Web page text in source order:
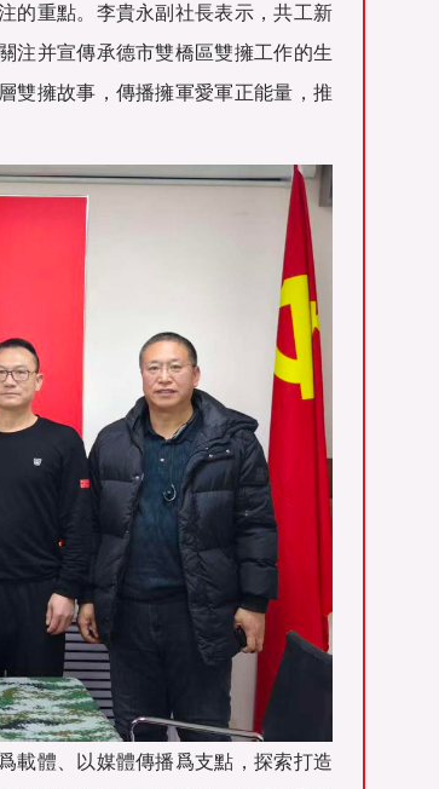
的重點。李貴永副社長表示，共工新
注并宣傳承德市雙橋區雙擁工作的生
雙擁故事，傳播擁軍愛軍正能量，推
載體、以媒體傳播爲支點，探索打造